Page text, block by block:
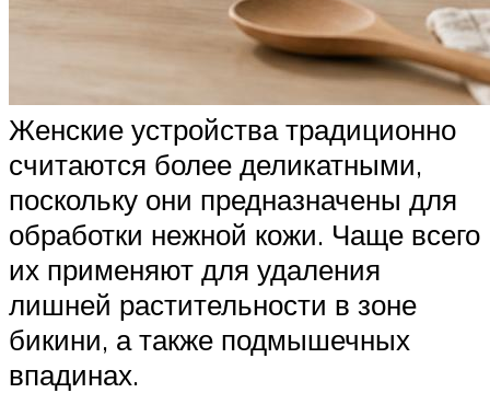
Женские устройства традиционно
считаются более деликатными,
поскольку они предназначены для
обработки нежной кожи. Чаще всего
их применяют для удаления
лишней растительности в зоне
бикини, а также подмышечных
впадинах.